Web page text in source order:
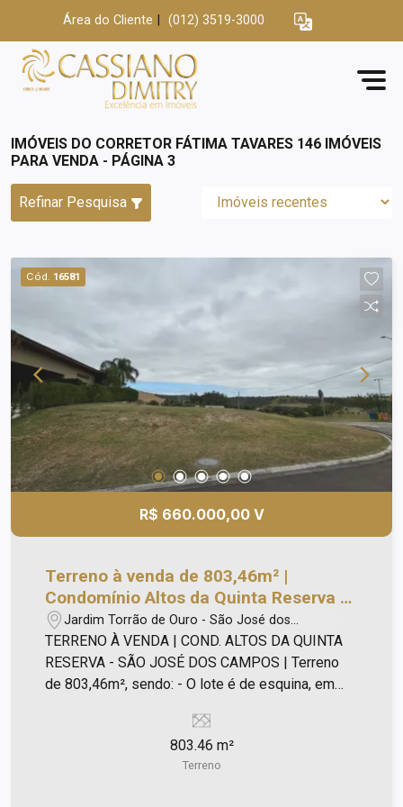
Área do Cliente (012) 3519-3000
IMÓVEIS DO CORRETOR FÁTIMA TAVARES 146 IMÓVEIS
PARA VENDA - PÁGINA 3
Refinar Pesquisa
Cód. 16581
R$ 660.000,00 V
Terreno à venda de 803,46m² |
Condomínio Altos da Quinta Reserva -
São José dos Campos |
Jardim Torrão de Ouro - São José dos
Campos/SP
TERRENO À VENDA | COND. ALTOS DA QUINTA
RESERVA - SÃO JOSÉ DOS CAMPOS | Terreno
de 803,46m², sendo: - O lote é de esquina, em
da quadra de futebol; - Em uma ótima localização
dentro do condomínio; - Melhor localização com
ampla vista protegida pela área verde; - Casas de
803.46 m²
Terreno